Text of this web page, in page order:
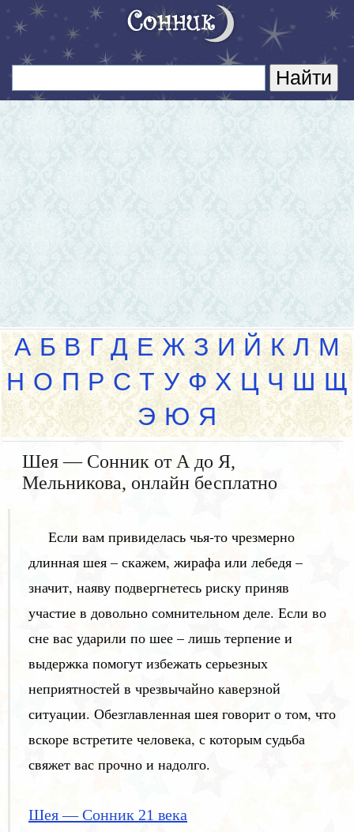
А Б В Г Д Е Ж З И Й К Л М
Н О П Р С Т У Ф Х Ц Ч Ш Щ
Э Ю Я
Шея — Сонник от А до Я,
Мельникова, онлайн бесплатно
Если вам привиделась чья-то чрезмерно
длинная шея – скажем, жирафа или лебедя –
значит, наяву подвергнетесь риску приняв
участие в довольно сомнительном деле. Если во
сне вас ударили по шее – лишь терпение и
выдержка помогут избежать серьезных
неприятностей в чрезвычайно каверзной
ситуации. Обезглавленная шея говорит о том, что
вскоре встретите человека, с которым судьба
свяжет вас прочно и надолго.
Шея — Сонник 21 века